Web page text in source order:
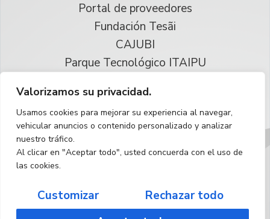
Valorizamos su privacidad.
Usamos cookies para mejorar su experiencia al navegar,
vehicular anuncios o contenido personalizado y analizar
nuestro tráfico.
Al clicar en "Aceptar todo", usted concuerda con el uso de
las cookies.
Customizar
Rechazar todo
Portal de proveedores
Fundación Tesãi
CAJUBI
Parque Tecnológico ITAIPU
Reservados todos los derechos
Español